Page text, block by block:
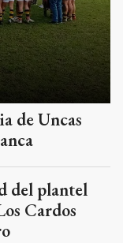
de Uncas
del plantel
Cardos